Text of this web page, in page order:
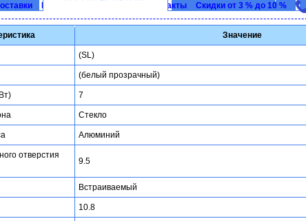
Адрес и контакты Скидки от 3 % до 10 %
Значение
(SL)
(белый прозрачный)
7
Стекло
Алюминий
отверстия
9.5
Встраиваемый
10.8